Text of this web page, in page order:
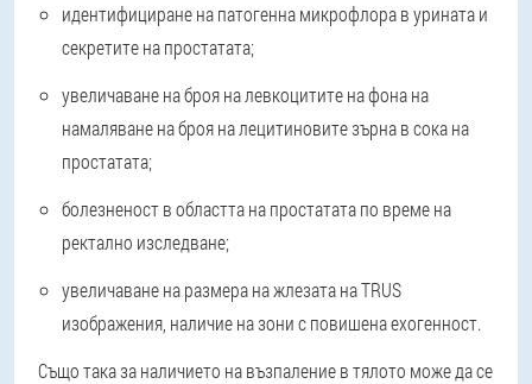
идентифициране на патогенна микрофлора в урината и
секретите на простатата;
увеличаване на броя на левкоцитите на фона на
намаляване на броя на лецитиновите зърна в сока на
простатата;
болезненост в областта на простатата по време на
ректално изследване;
увеличаване на размера на жлезата на TRUS
изображения, наличие на зони с повишена ехогенност.
Също така за наличието на възпаление в тялото може да се